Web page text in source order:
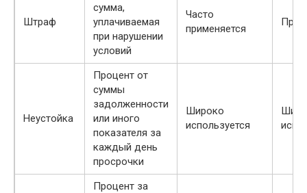
Штраф
сумма,
уплачиваемая
при нарушении
условий
Часто
применяется
Неустойка
Процент от
суммы
задолженности
или иного
показателя за
каждый день
просрочки
Широко
используется
Процент за